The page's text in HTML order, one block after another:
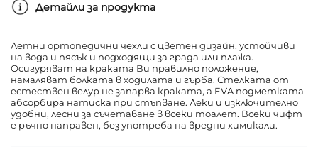
Детайли за продукта
Летни ортопедични чехли с цветен дизайн, устойчиви
на вода и пясък и подходящи за града или плажа.
Осигуряват на краката Ви правилно положение,
намаляват болката в ходилата и гърба. Стелката от
естествен велур не запарва краката, а EVA подметката
абсорбира натиска при стъпване. Леки и изключително
удобни, лесни за съчетаване в всеки тоалет. Всеки чифт
е ръчно направен, без употреба на вредни химикали.